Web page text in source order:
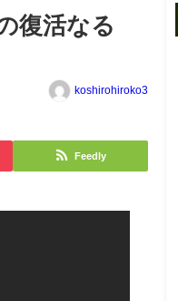
復活なる
koshirohiroko3
Feedly